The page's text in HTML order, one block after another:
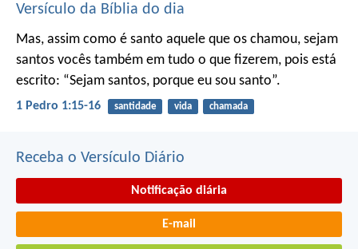
Versículo da Bíblia do dia
Mas, assim como é santo aquele que os chamou, sejam
santos vocês também em tudo o que fizerem, pois está
escrito: “Sejam santos, porque eu sou santo”.
1 Pedro 1:15-16 santidade vida chamada
Receba o Versículo Diário
Notificação diária
E-mail